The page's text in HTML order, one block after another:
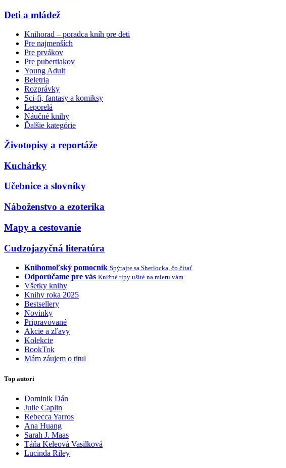
Deti a mládež
Knihorad – poradca kníh pre deti
Pre najmenších
Pre prvákov
Pre pubertiakov
Young Adult
Beletria
Rozprávky
Sci-fi, fantasy a komiksy
Leporelá
Náučné knihy
Ďalšie kategórie
Životopisy a reportáže
Kuchárky
Učebnice a slovníky
Náboženstvo a ezoterika
Mapy a cestovanie
Cudzojazyčná literatúra
Knihomoľský pomocník Spýtajte sa Sherlocka, čo čítať
Odporúčame pre vás Knižné tipy ušité na mieru vám
Všetky knihy
Knihy roka 2025
Bestsellery
Novinky
Pripravované
Akcie a zľavy
Kolekcie
BookTok
Mám záujem o titul
Top autori
Dominik Dán
Julie Caplin
Rebecca Yarros
Ana Huang
Sarah J. Maas
Táňa Keleová Vasilková
Lucinda Riley